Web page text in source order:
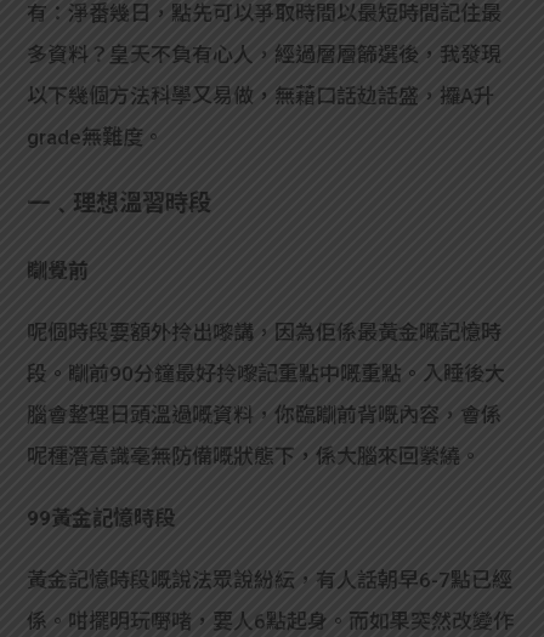
有：淨番幾日，點先可以爭取時間以最短時間記住最
多資料？皇天不負有心人，經過層層篩選後，我發現
以下幾個方法科學又易做，無藉口話攰話盛，攞A升
grade無難度。
一﹑理想溫習時段
瞓覺前
呢個時段要額外拎出嚟講，因為佢係最黃金嘅記憶時
段。瞓前90分鐘最好拎嚟記重點中嘅重點。入睡後大
腦會整理日頭溫過嘅資料，你臨瞓前背嘅內容，會係
呢種潛意識毫無防備嘅狀態下，係大腦來回縈繞。
99黃金記憶時段
黃金記憶時段嘅說法眾說紛紜，有人話朝早6-7點已經
係。咁擺明玩嘢啫，要人6點起身。而如果突然改變作